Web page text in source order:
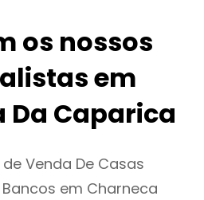
os nossos
em
Da Caparica
Venda De Casas
em Charneca